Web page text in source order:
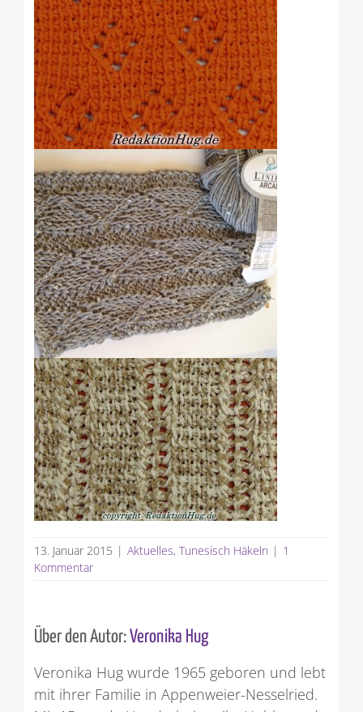
13. Januar 2015 | Aktuelles, Tunesisch Häkeln | 1
Kommentar
Über den Autor:Veronika Hug
Veronika Hug wurde 1965 geboren und lebt
mit ihrer Familie in Appenweier-Nesselried.